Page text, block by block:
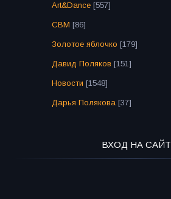
Art&Dance [557]
СВМ [86]
Золотое яблочко [179]
Давид Поляков [151]
Новости [1548]
Дарья Полякова [37]
ВХОД НА САЙТ